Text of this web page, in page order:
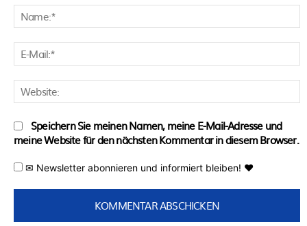
Speichern Sie meinen Namen, meine E-Mail-Adresse und
meine Website für den nächsten Kommentar in diesem Browser.
✉ Newsletter abonnieren und informiert bleiben! ♥